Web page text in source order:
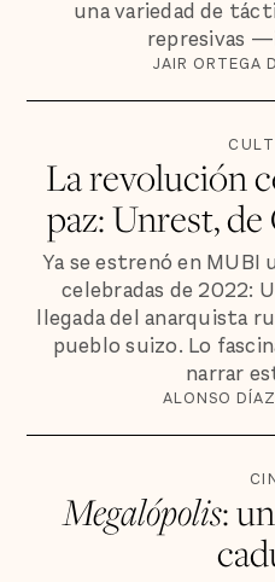
una variedad de
represivas
JAIR ORTEGA
La revolución
paz: Unrest,
Ya se estrenó en MUBI
celebradas de 2022:
llegada del anarquista
pueblo suizo. Lo
narrar
ALONSO
Megalópolis: